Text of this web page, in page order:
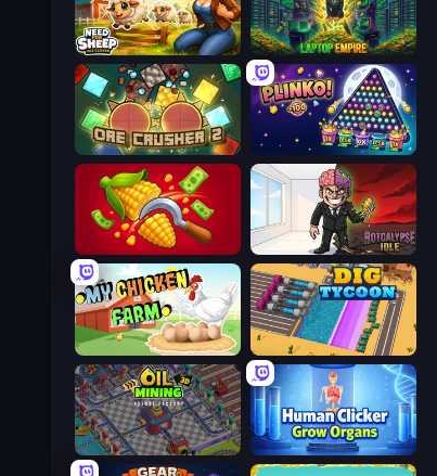
Need for Sheep: Idle Clicker Laptop Empire
OreCrusher 2 PLINKO!
Farm-51: Secret Harvest Rotcalypse: Idle Incremental
My Chicken Farm Dig Tycoon
Oil Mining 3D: Petrol Factory Human Clicker: Grow Organs